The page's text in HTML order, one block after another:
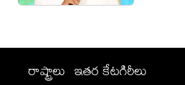
రాష్ట్రాలు ఇతర కేటగిరీలు